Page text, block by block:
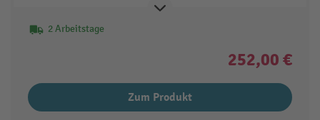
2 Arbeitstage
252,00 €
Zum Produkt